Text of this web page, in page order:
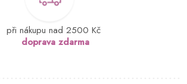
při nákupu nad 2500 Kč
doprava zdarma